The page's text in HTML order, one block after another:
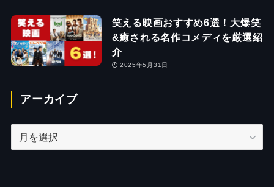
笑える映画おすすめ6選！大爆笑
&癒される名作コメディを厳選紹
介
2025年5月31日
アーカイブ
ー